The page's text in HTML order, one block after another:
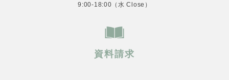
9:00-18:00（水 Close）
資料請求